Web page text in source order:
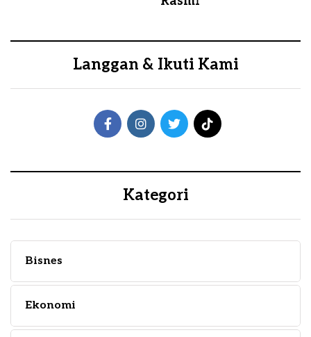
Langgan & Ikuti Kami
Kategori
Bisnes
Ekonomi